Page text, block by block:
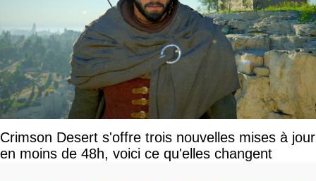
Crimson Desert s'offre trois nouvelles mises à jour
en moins de 48h, voici ce qu'elles changent